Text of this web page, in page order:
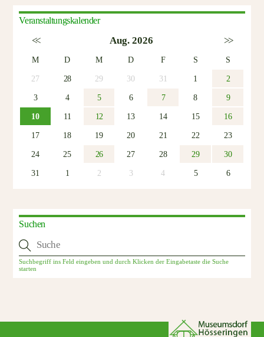
Veranstaltungskalender
<< Aug. 2026 >>
M D M D F S
S
27
28 29 30 31 1
2
3
4 5 6 7 8
9
10
11 12 13 14 15
16
17
18 19 20 21 22
23
24
25 26 27 28 29
30
31
1 2 3 4 5 6
Suchen